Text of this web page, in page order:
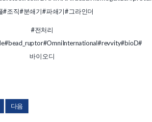
#조직#분쇄기#파쇄기#그라인더
#전처리
#bead_ruptor#OmniInternational#revvity#bioD#
바이오디
다음